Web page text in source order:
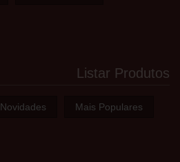
Listar Produtos
Novidades Mais Populares